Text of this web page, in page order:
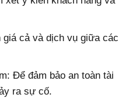
giá cả và dịch vụ giữa các
Để đảm bảo an toàn tài
ra sự cố.